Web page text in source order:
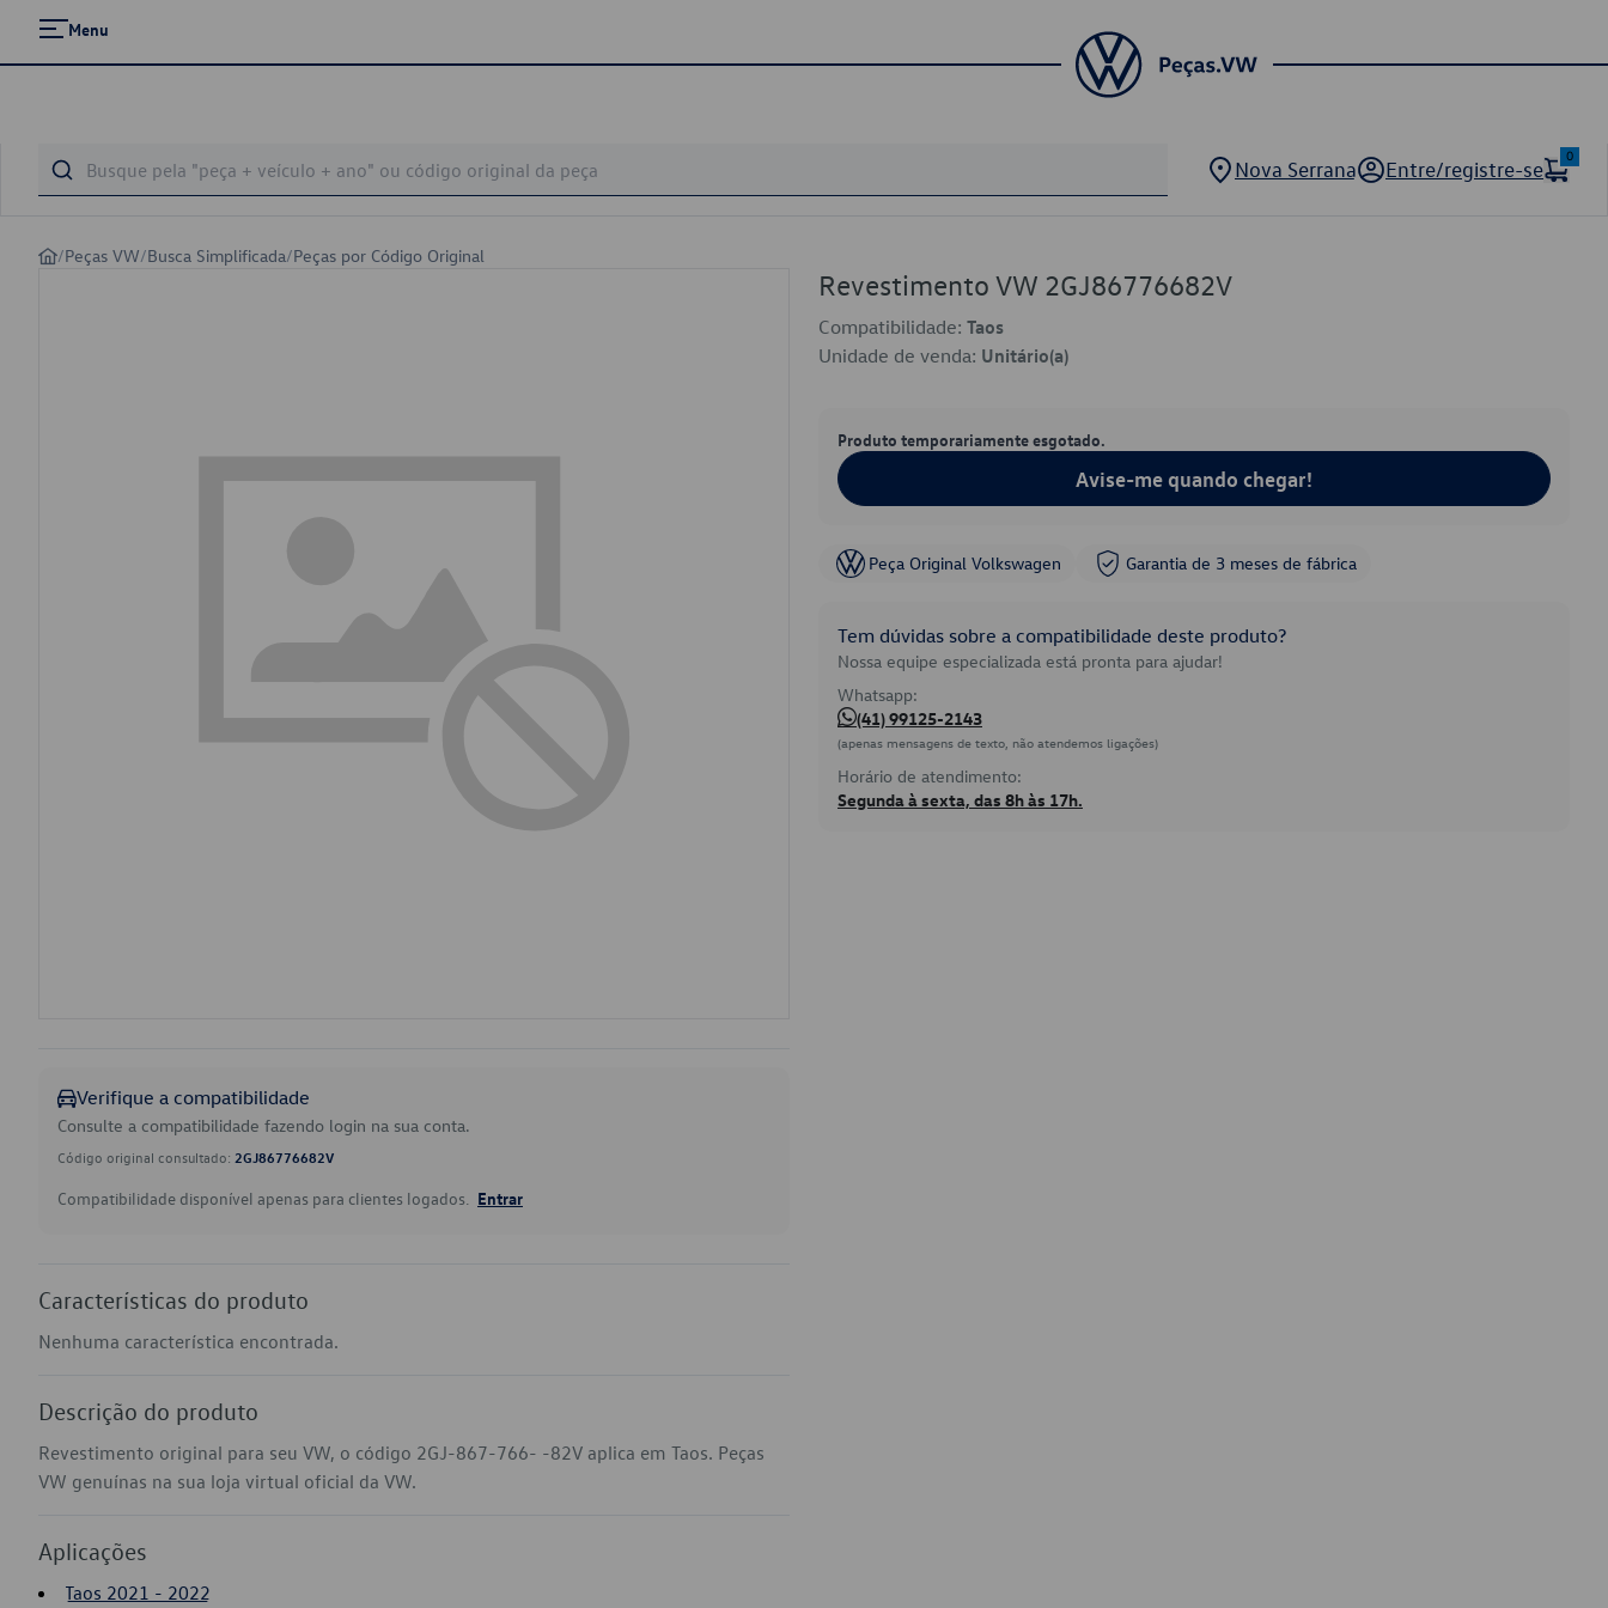
Menu
Nova Serrana Entre/registre-se
0
/Peças VW/Busca Simplificada/Peças por Código Original
Verifique a compatibilidade
Consulte a compatibilidade fazendo login na sua conta.
Código original consultado: 2GJ86776682V
Compatibilidade disponível apenas para clientes logados. Entrar
Características do produto
Nenhuma característica encontrada.
Descrição do produto
Revestimento original para seu VW, o código 2GJ-867-766- -82V aplica em Taos. Peças
VW genuínas na sua loja virtual oficial da VW.
Aplicações
Taos 2021 - 2022
Revestimento VW 2GJ86776682V
Compatibilidade: Taos
Unidade de venda: Unitário(a)
Produto temporariamente esgotado.
Avise-me quando chegar!
Peça Original Volkswagen Garantia de 3 meses de fábrica
Tem dúvidas sobre a compatibilidade deste produto?
Nossa equipe especializada está pronta para ajudar!
Whatsapp:
(41) 99125-2143
(apenas mensagens de texto, não atendemos ligações)
Horário de atendimento:
Segunda à sexta, das 8h às 17h.